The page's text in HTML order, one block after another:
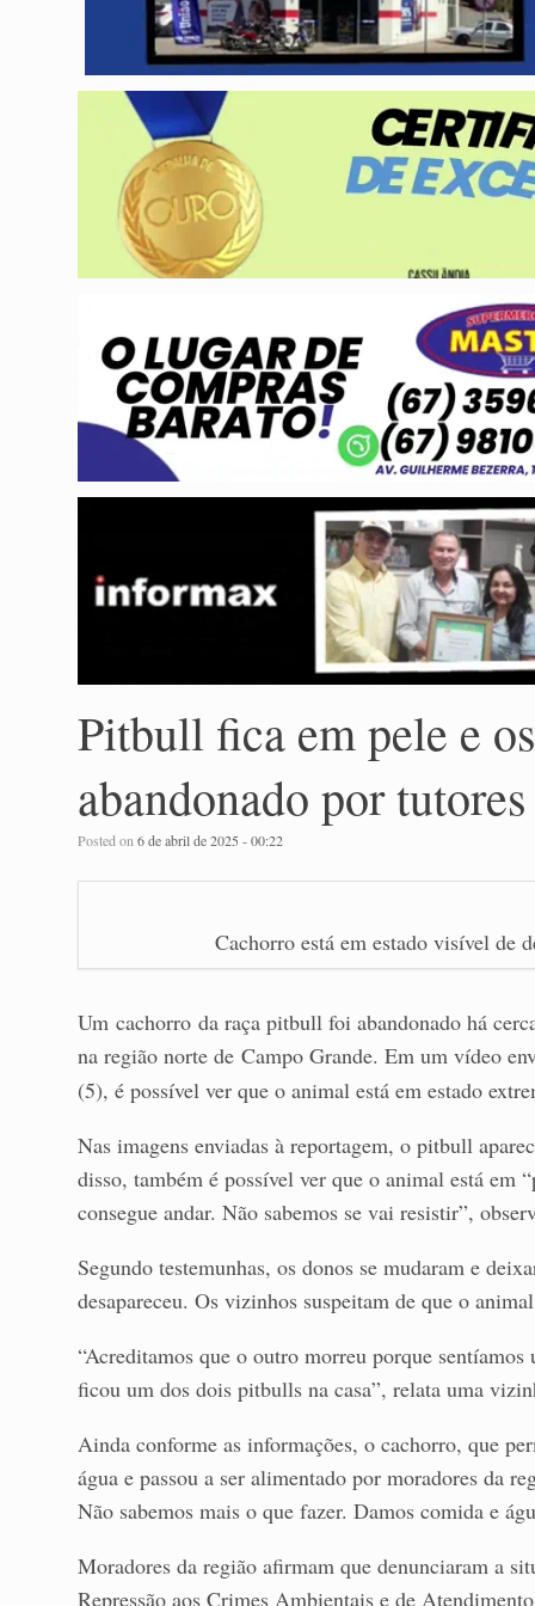
Pitbull fica em pele e
abandonado por tutores
Posted on6 de abril de 2025 - 00:22
Cachorro está em estado visível
Um cachorro da raça pitbull foi abandonado há
na região norte de Campo Grande. Em um vídeo
(5), é possível ver que o animal está em estado
Nas imagens enviadas à reportagem, o pitbull
disso, também é possível ver que o animal está em
consegue andar. Não sabemos se vai resistir”,
Segundo testemunhas, os donos se mudaram e
desapareceu. Os vizinhos suspeitam de que o
“Acreditamos que o outro morreu porque
ficou um dos dois pitbulls na casa”, relata uma
Ainda conforme as informações, o cachorro, que
água e passou a ser alimentado por moradores da
Não sabemos mais o que fazer. Damos comida e
Moradores da região afirmam que denunciaram a
Repressão aos Crimes Ambientais e de